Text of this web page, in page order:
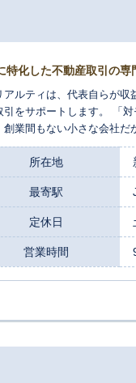
特化した不動産取引の専
アルティは、代表自らが
引をサポートします。 「
創業間もない小さな会社だ
社にお任せください。
所在地
最寄駅
定休日
営業時間